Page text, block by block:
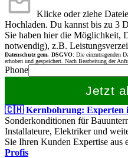
Klicke oder ziehe
Hochladen. Du kannst bis zu 3
Sie haben hier die Möglichkeit,
notwendig), z.B.
Datenschutz gem. DSGVO: Die einzutragenden
erhoben und gespeichert. Nach Bearbeitung der
Phone
Jetzt
🇨🇭 Kernbohrung: Experten
Sonderkonditionen für
Installateure, Elektriker und
Sie Ihren Kunden Expertise aus
Profis